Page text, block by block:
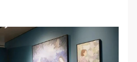
，并主动赔偿相应的经济损
当事人及美术馆将不承担人身
，并主动赔偿相应的经济损
当事人及美术馆将不承担人身
，并主动赔偿相应的经济损
当事人及美术馆将不承担人身